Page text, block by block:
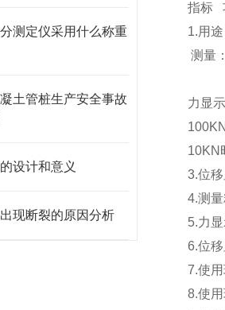
测定仪采用什么称重
土管桩生产安全事故
设计和意义
现断裂的原因分析
指标
1.用
测
力显
1
10KN
3.
4.测
5.力
6.位
7.使
8.使